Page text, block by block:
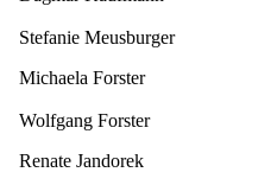
Stefanie Meusburger
Michaela Forster
Wolfgang Forster
Renate Jandorek